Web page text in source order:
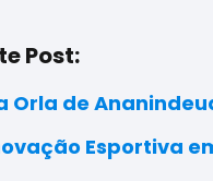
Post:
Orla de
Esportiva